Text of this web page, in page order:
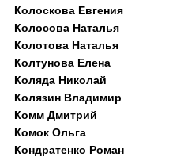
Колоскова Евгения
Колосова Наталья
Колотова Наталья
Колтунова Елена
Коляда Николай
Колязин Владимир
Комм Дмитрий
Комок Ольга
Кондратенко Роман